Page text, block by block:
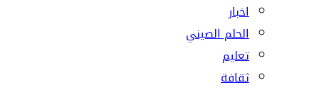
اخبار
الحلم الصيني
تعليم
ثقافة